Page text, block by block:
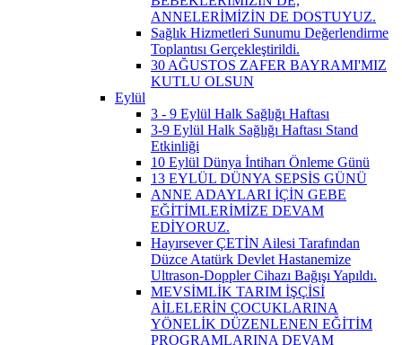
ANNELERİMİZİN DE DOSTUYUZ.
Sağlık Hizmetleri Sunumu Değerlendirme
Toplantısı Gerçekleştirildi.
30 AĞUSTOS ZAFER BAYRAMI'MIZ
KUTLU OLSUN
Eylül
3 - 9 Eylül Halk Sağlığı Haftası
3-9 Eylül Halk Sağlığı Haftası Stand
Etkinliği
10 Eylül Dünya İntiharı Önleme Günü
13 EYLÜL DÜNYA SEPSİS GÜNÜ
ANNE ADAYLARI İÇİN GEBE
EĞİTİMLERİMİZE DEVAM
EDİYORUZ.
Hayırsever ÇETİN Ailesi Tarafından
Düzce Atatürk Devlet Hastanemize
Ultrason-Doppler Cihazı Bağışı Yapıldı.
MEVSİMLİK TARIM İŞÇİSİ
AİLELERİN ÇOCUKLARINA
YÖNELİK DÜZENLENEN EĞİTİM
PROGRAMLARINA DEVAM